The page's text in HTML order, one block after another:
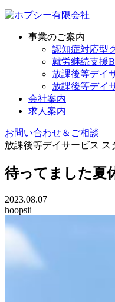
事業のご案内
認知症対応型
就労継続支援
放課後等デイ
放課後等デイ
会社案内
求人案内
お問い合わせ＆ご相談
放課後等デイサービス ス
待ってました夏
2023.08.07
hoopsii